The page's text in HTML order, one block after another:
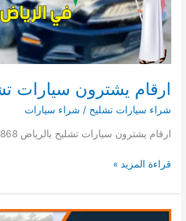
ارقام يشترون سيارات
شراء سيارات تشليح / شراء سيارات
ارقام يشترون سيارات تشليح بالرياض 0505288868
ارقام
سيارات
تشليح
قراءة المزيد »